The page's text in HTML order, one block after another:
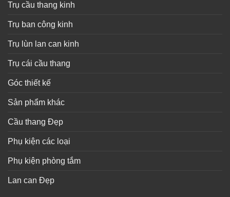
Trụ cầu thang kinh
Trụ ban công kinh
Trụ lùn lan can kinh
Trụ cái cầu thang
Góc thiết kế
Sản phẩm khác
Cầu thang Đẹp
Phụ kiện các loại
Phụ kiện phòng tắm
Lan can Đẹp